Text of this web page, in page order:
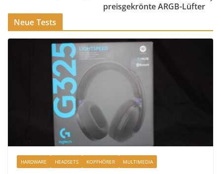
preisgekrönte ARGB-Lüfter
Neue Tests
HARDWARE HEADSETS KOPFHÖRER MULTIMEDIA